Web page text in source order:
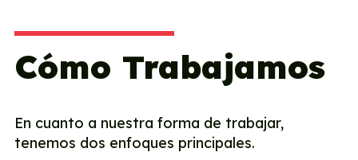
Cómo Trabajamos
En cuanto a nuestra forma de trabajar,
tenemos dos enfoques principales.